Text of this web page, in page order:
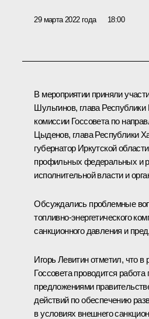
29 марта 2022 года 18:00
В мероприятии приняли
Шульгинов, глава
комиссии Госсовета по
Цыденов, глава Республики
губернатор Иркутской области
профильных федеральных и
исполнительной власти и
Обсуждались проблемные
топливно-энергетического
санкционного давления и
Игорь Левитинотметил, что в
Госсовета проводится
предложениями
действий по обеспечению
в условиях внешнего